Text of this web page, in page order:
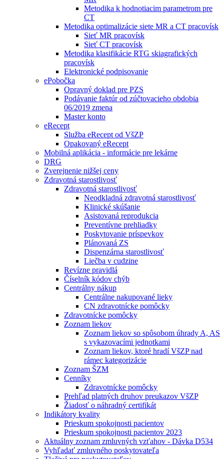
Metodika k hodnotiacim parametrom pre
CT
Metodika optimalizácie siete MR a CT pracovísk
Sieť MR pracovísk
Sieť CT pracovísk
Metodika klasifikácie RTG skiagrafických
pracovísk
Elektronické podpisovanie
ePobočka
Opravný doklad pre PZS
Podávanie faktúr od zúčtovacieho obdobia
06/2019 zmena
Master konto
eRecept
Služba eRecept od VšZP
Opakovaný eRecept
Mobilná aplikácia - informácie pre lekárne
DRG
Zverejnenie nižšej ceny
Zdravotná starostlivosť
Zdravotná starostlivosť
Neodkladná zdravotná starostlivosť
Klinické skúšanie
Asistovaná reprodukcia
Preventívne prehliadky
Poskytovanie príspevkov
Plánovaná ZS
Dispenzárna starostlivosť
Liečba v cudzine
Revízne pravidlá
Číselník kódov chýb
Centrálny nákup
Centrálne nakupované lieky
CN zdravotnícke pomôcky
Zdravotnícke pomôcky
Zoznam liekov
Zoznam liekov so spôsobom úhrady A, AS
s vykazovacími jednotkami
Zoznam liekov, ktoré hradí VšZP nad
rámec kategorizácie
Zoznam ŠZM
Cenníky
Zdravotnícke pomôcky
Prehľad platných druhov preukazov VšZP
Žiadosť o náhradný certifikát
Indikátory kvality
Prieskum spokojnosti pacientov
Prieskum spokojnosti pacientov 2023
Aktuálny zoznam zmluvných vzťahov - Dávka D534
Vyhľadať zmluvného poskytovateľa